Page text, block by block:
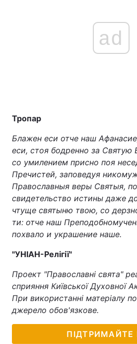
ad
Тропар
Блажен еси отче наш
еси, стоя бодренно за Святую
со умилением присно поя
Пречистей, заповедуя
Православныя веры Святыя,
свидетельство истины даже
чтуще святыню твою, со
ти: отче наш
похвало и украшение наше.
"УНІАН-Релігії"
Проект "Православні свята"
сприяння Київської Духовної
При використанні матеріалу
джерело обов'язкове.
ПІДТРИМАЙТЕ